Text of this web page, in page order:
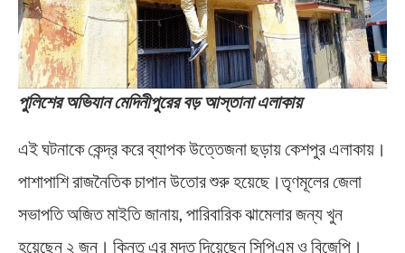
পুলিশের অভিযান মেদিনীপুরের বড় আস্তানা এলাকায়
এই ঘটনাকে কেন্দ্র করে ব্যাপক উত্তেজনা ছড়ায় কেশপুর এলাকায়।
পাশাপাশি রাজনৈতিক চাপান উতোর শুরু হয়েছে।তৃণমূলের জেলা
সভাপতি অজিত মাইতি জানায়, পারিবারিক ঝামেলার জন্য খুন
হয়েছেন ২ জন। কিন্তু এর মদত দিয়েছেন সিপিএম ও বিজেপি।